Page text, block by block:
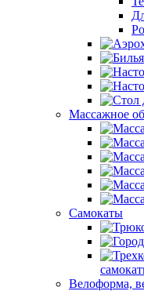
Массажное
Самокаты
Велоформа,